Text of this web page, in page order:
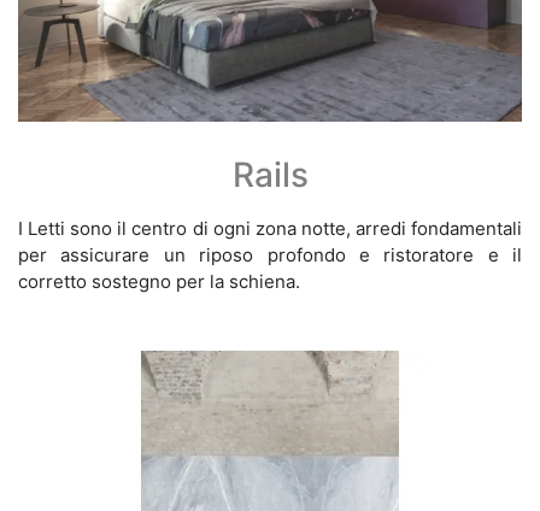
Rails
I Letti sono il centro di ogni zona notte, arredi fondamentali
per assicurare un riposo profondo e ristoratore e il
corretto sostegno per la schiena.